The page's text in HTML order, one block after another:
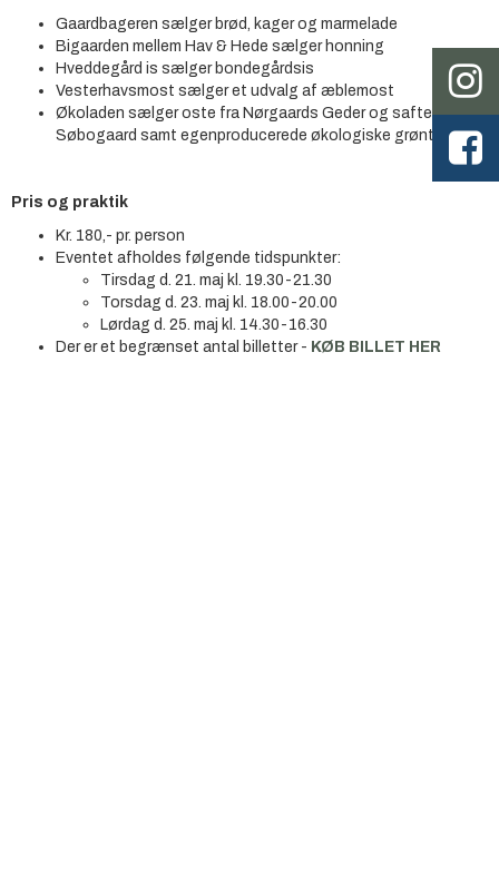
Gaardbageren sælger brød, kager og marmelade
Bigaarden mellem Hav & Hede sælger honning
Hveddegård is sælger bondegårdsis
Vesterhavsmost sælger et udvalg af æblemost
Økoladen sælger oste fra Nørgaards Geder og safte fra
Søbogaard samt egenproducerede økologiske grøntsager
Pris og praktik
Kr. 180,- pr. person
Eventet afholdes følgende tidspunkter:
Tirsdag d. 21. maj kl. 19.30-21.30
Torsdag d. 23. maj kl. 18.00-20.00
Lørdag d. 25. maj kl. 14.30-16.30
Der er et begrænset antal billetter - KØB BILLET HER